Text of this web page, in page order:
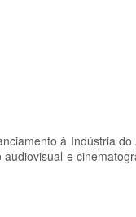
à Indústria do
e